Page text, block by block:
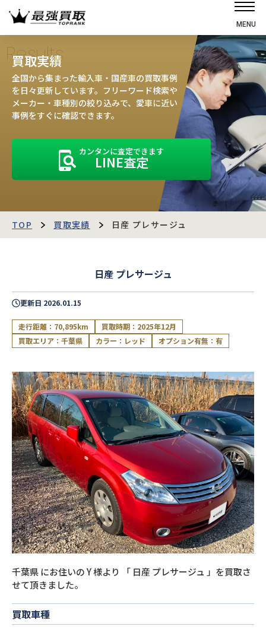
MENU
選ばれる理由
高価買取の仕組み
売却の流れ
お客様の声
運営会社
最強買取マガジン
閉じる
Results
買取実績
全国から集まった輸入車・国産車の買取事例
を日々更新しています。フリーワード検索や
メーカー・車種別の絞り込みで、愛車に近い
事例をすぐに確認できます。
カンタンに査定できます
LINE査定
TOP 買取実績 日産 プレサージュ
日産 プレサージュ
更新日 2026.01.15
走行距離：70,895km
買取時期：2025年12月
買取エリア：千葉県
カラー：レッド オプション有無：有
千葉県にお住いのY様より 「 日産 プレサージュ 」を買取さ
せて頂きました。
買取車種